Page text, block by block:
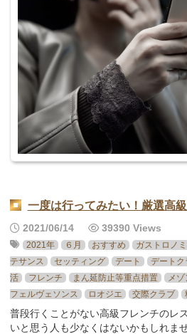
一度は行ってみたい！厳選高
2021/06/14 39390 Views
2021年 ６月 おすすめ ガストロノ
テサンス
セッティング デート デートク
活
フレンチ まん延防止等重点措置 メ
フェルヴェソンス
ロオジエ 交際クラブ
普段行くことがない高級フレンチのレ
いと思う人も少なくはないかもしれま